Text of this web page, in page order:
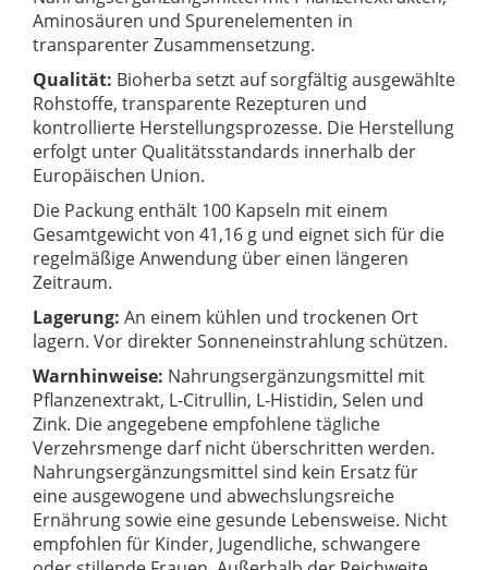
Aminosäuren und Spurenelementen in
transparenter Zusammensetzung.
Qualität: Bioherba setzt auf sorgfältig ausgewählte
Rohstoffe, transparente Rezepturen und
kontrollierte Herstellungsprozesse. Die Herstellung
erfolgt unter Qualitätsstandards innerhalb der
Europäischen Union.
Die Packung enthält 100 Kapseln mit einem
Gesamtgewicht von 41,16 g und eignet sich für die
regelmäßige Anwendung über einen längeren
Zeitraum.
Lagerung: An einem kühlen und trockenen Ort
lagern. Vor direkter Sonneneinstrahlung schützen.
Warnhinweise: Nahrungsergänzungsmittel mit
Pflanzenextrakt, L-Citrullin, L-Histidin, Selen und
Zink. Die angegebene empfohlene tägliche
Verzehrsmenge darf nicht überschritten werden.
Nahrungsergänzungsmittel sind kein Ersatz für
eine ausgewogene und abwechslungsreiche
Ernährung sowie eine gesunde Lebensweise. Nicht
empfohlen für Kinder, Jugendliche, schwangere